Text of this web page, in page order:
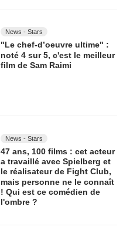
News - Stars
"Le chef-d’oeuvre ultime" :
noté 4 sur 5, c'est le meilleur
film de Sam Raimi
News - Stars
47 ans, 100 films : cet acteur
a travaillé avec Spielberg et
le réalisateur de Fight Club,
mais personne ne le connaît
! Qui est ce comédien de
l'ombre ?